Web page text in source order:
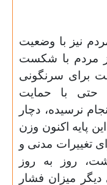
نیز با وضعیت
مردم با شکست
برای سرنگونی
حتی با حمایت
نرسیده، دچار
پایه اکنون وزن
تغییرات مدنی و
روز به روز
میزان فشار